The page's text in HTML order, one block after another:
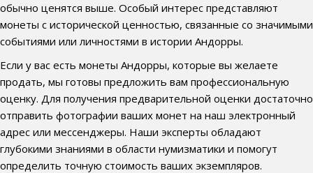
обычно ценятся выше. Особый интерес представляют
монеты с исторической ценностью, связанные со значимыми
событиями или личностями в истории Андорры.
Если у вас есть монеты Андорры, которые вы желаете
продать, мы готовы предложить вам профессиональную
оценку. Для получения предварительной оценки достаточно
отправить фотографии ваших монет на наш электронный
адрес или мессенджеры. Наши эксперты обладают
глубокими знаниями в области нумизматики и помогут
определить точную стоимость ваших экземпляров.